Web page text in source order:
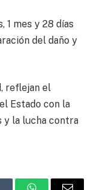
1 mes y 28 días
del daño y
reflejan el
Estado con la
y la lucha contra